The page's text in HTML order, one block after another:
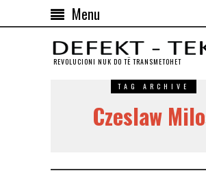
Menu
REVOLUCIONI NUK DO TЁ TRANSMETOHET
TAG ARCHIVE
Czeslaw